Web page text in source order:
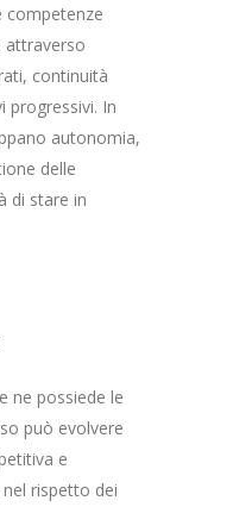
competenze
attraverso
continuità
progressivi. In
autonomia,
delle
di stare in
ne possiede le
può evolvere
e
rispetto dei